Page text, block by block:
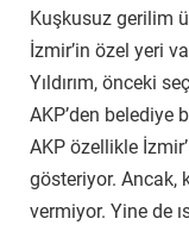
Kuşkusuz gerilim
İzmir’in özel yeri
Yıldırım, önceki
AKP’den belediye
AKP özellikle
gösteriyor. Ancak,
vermiyor. Yine de